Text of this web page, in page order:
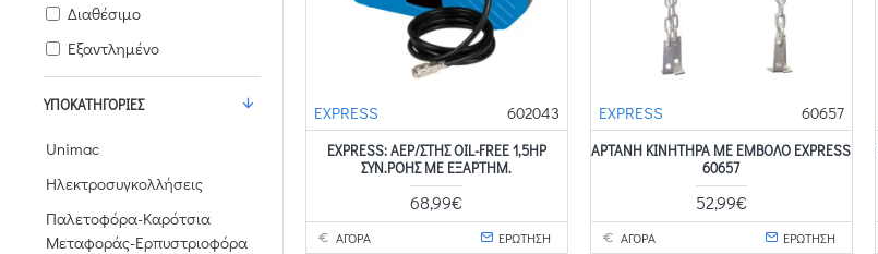
ΥΠΟΚΑΤΗΓΟΡΊΕΣ
Unimac
Ηλεκτροσυγκολλήσεις
Παλετοφόρα-Καρότσια
Μεταφοράς-Ερπυστριοφόρα
Διαθέσιμο
Εξαντλημένο
EXPRESS 602043
EXPRESS: ΑΕΡ/ΣΤΗΣ OIL-FREE 1,5HP
ΣΥΝ.ΡΟΗΣ ΜΕ ΕΞΑΡΤΗΜ.
68,99€
ΑΓΟΡΑ ΕΡΩΤΗΣΗ
EXPRESS 60657
ΑΡΤΑΝΗ ΚΙΝΗΤΗΡΑ ΜΕ ΕΜΒΟΛΟ EXPRESS
60657
52,99€
ΑΓΟΡΑ ΕΡΩΤΗΣΗ